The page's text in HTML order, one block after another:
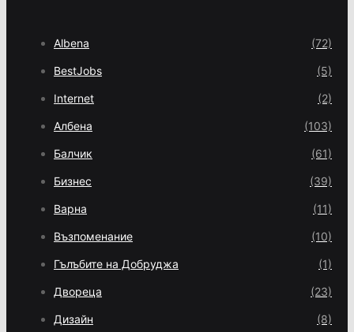
Albena (72)
BestJobs (5)
Internet (2)
Албена (103)
Балчик (61)
Бизнес (39)
Варна (11)
Възпоменание (10)
Гълъбите на Добруджа (1)
Двореца (23)
Дизайн (8)